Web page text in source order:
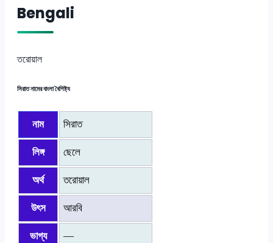
Bengali
তরোয়াল
সিরাত নামের বাংলা বৈশিষ্ট্য
নাম সিরাত
লিঙ্গ ছেলে
অর্থ তরোয়াল
উৎস আরবি
ভাগ্য —